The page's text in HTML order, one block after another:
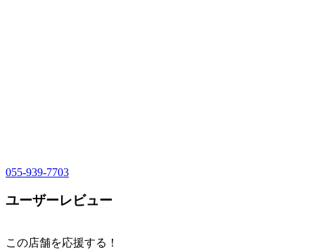
055-939-7703
ユーザーレビュー
この店舗を応援する！